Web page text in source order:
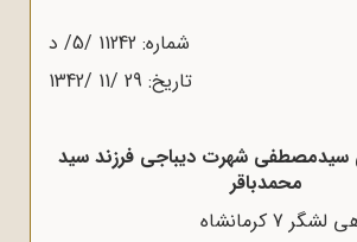
شماره: 11242 /5/ د
تاریخ: 29 /11 /1342
سیدمصطفی شهرت دیباجی فرزند سید
محمدباقر
7 کرمانشاه